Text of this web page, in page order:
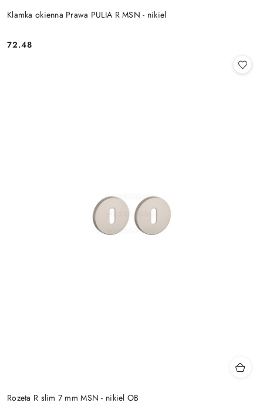
Klamka okienna Prawa PULIA R MSN - nikiel
Cena:
72.48
Rozeta R slim 7 mm MSN - nikiel OB